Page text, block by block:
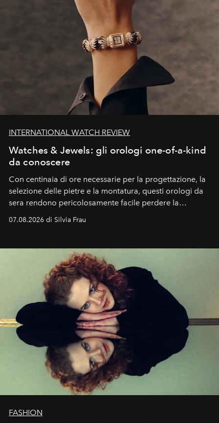
INTERNATIONAL WATCH REVIEW
Watches & Jewels: gli orologi one-of-a-kind
da conoscere
Con centinaia di ore necessarie per la progettazione, la
selezione delle pietre e la montatura, questi orologi da
sera rendono pericolosamente facile perdere la
07.08.2026 di Silvia Frau
FASHION